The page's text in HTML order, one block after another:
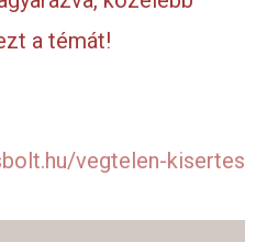
a témát!
vegtelen-kisertes